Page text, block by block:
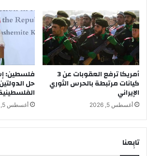
أمريكا ترفع العقوبات عن 3
كيانات مرتبطة بالحرس الثوري
الإيراني
أغسطس 5, 2026
فلسطين:
حل
أغسطس 5, 2026
تابِعنا